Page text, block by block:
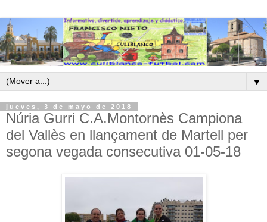
▼
jueves, 3 de mayo de 2018
Núria Gurri C.A.Montornès Campiona
del Vallès en llançament de Martell per
segona vegada consecutiva 01-05-18